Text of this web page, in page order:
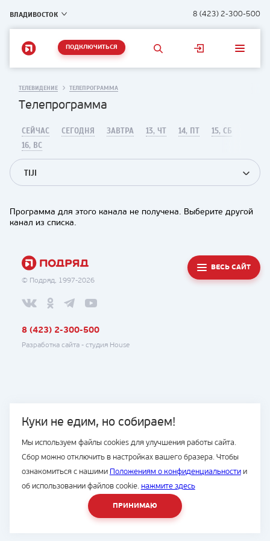
ВЛАДИВОСТОК 8 (423) 2-300-500
ПОДКЛЮЧИТЬСЯ
Куки не едим, но собираем!
Мы используем файлы cookies для улучшения работы сайта.
Сбор можно отключить в настройках вашего бразера. Чтобы
ознакомиться с нашими Положениям о конфиденциальностии
об использовании файлов cookie. нажмите здесь
ПРИНИМАЮ
ТЕЛЕВИДЕНИЕ ТЕЛЕПРОГРАММА
Телепрограмма
СЕЙЧАС СЕГОДНЯ ЗАВТРА 13, ЧТ 14, ПТ
15, СБ
16, ВС
TIJI
Программа для этого канала не получена. Выберите другой
канал из списка.
© Подряд, 1997-2026
ВЕСЬ САЙТ
8 (423) 2-300-500
Разработка сайта - студия House